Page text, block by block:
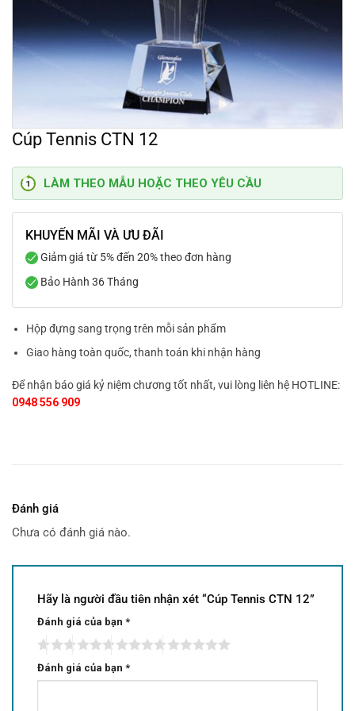
Cúp Tennis CTN 12
LÀM THEO MẪU HOẶC THEO YÊU CẦU
KHUYẾN MÃI VÀ ƯU ĐÃI
Giảm giá từ 5% đến 20% theo đơn hàng
Bảo Hành 36 Tháng
Hộp đựng sang trọng trên mỗi sản phẩm
Giao hàng toàn quốc, thanh toán khi nhận hàng
Để nhận báo giá kỷ niệm chương tốt nhất, vui lòng liên hệ HOTLINE:
0948 556 909
Đánh giá
Chưa có đánh giá nào.
Hãy là người đầu tiên nhận xét “Cúp Tennis CTN 12”
Đánh giá của bạn *
Đánh giá của bạn *